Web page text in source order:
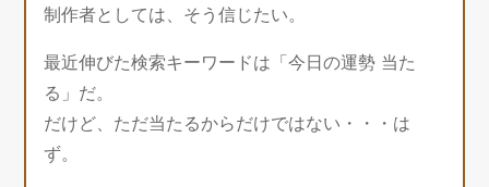
制作者としては、そう信じたい。
最近伸びた検索キーワードは「今日の運勢 当た
る」だ。
だけど、ただ当たるからだけではない・・・は
ず。